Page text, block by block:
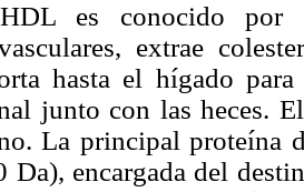
es conocido por
extrae
hasta el hígado
junto con las heces.
La principal proteína
Da), encargada del